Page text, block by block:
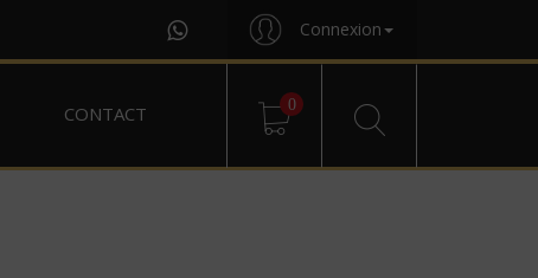
Connexion
CONTACT 0